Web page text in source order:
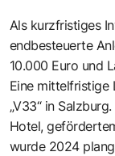
Als kurzfristiges
endbesteuerte
10.000 Euro und
Eine mittelfristige
„V33“ in Salzburg
Hotel,
wurde 2024